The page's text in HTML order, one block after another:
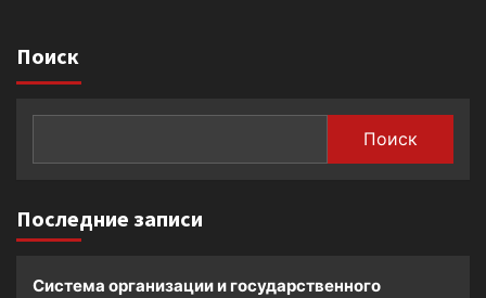
Поиск
Поиск
Последние записи
Система организации и государственного